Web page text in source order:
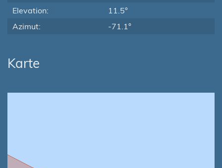
Elevation:
11.5°
Azimut:
-71.1°
Karte